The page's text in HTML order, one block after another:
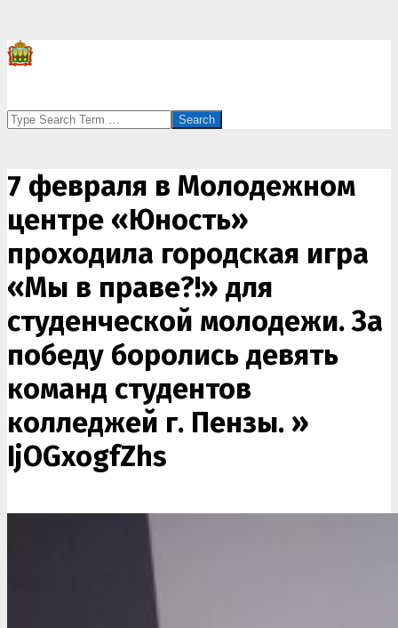
Search
7 февраля в Молодежном
центре «Юность»
проходила городская игра
«Мы в праве?!» для
студенческой молодежи. За
победу боролись девять
команд студентов
колледжей г. Пензы. »
IjOGxogfZhs